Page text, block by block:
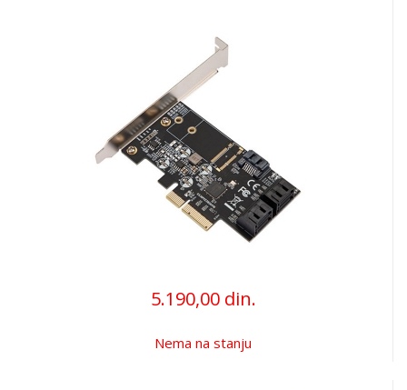
5.190,00 din.
Nema na stanju